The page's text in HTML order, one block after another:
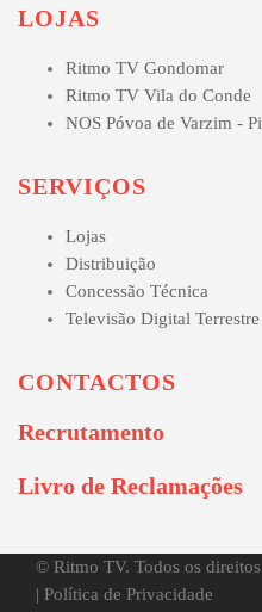
LOJAS
Ritmo TV Gondomar
Ritmo TV Vila do Conde
NOS Póvoa de Varzim -
SERVIÇOS
Lojas
Distribuição
Concessão Técnica
Televisão Digital Terrestre
CONTACTOS
Recrutamento
Livro de Reclamações
© Ritmo TV. Todos os direitos
| Política de Privacidade